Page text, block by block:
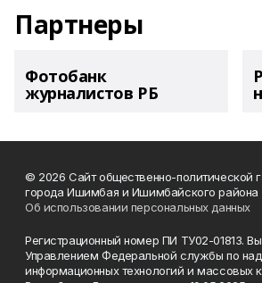
Партнеры
Фотобанк
журналистов РБ
© 2026 Сайт общественно-политической
города Ишимбая и Ишимбайского района
Об использовании персональных данных
Регистрационный номер ПИ ТУ02-01813.
Управлением Федеральной службы по
информационных технологий и массовых